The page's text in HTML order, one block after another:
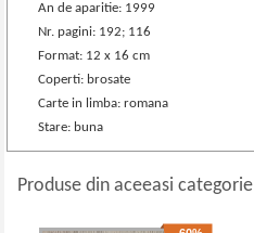
An de aparitie: 1999
Nr. pagini: 192; 116
Format: 12 x 16 cm
Coperti: brosate
Carte in limba: romana
Stare: buna
Produse din aceeasi categorie